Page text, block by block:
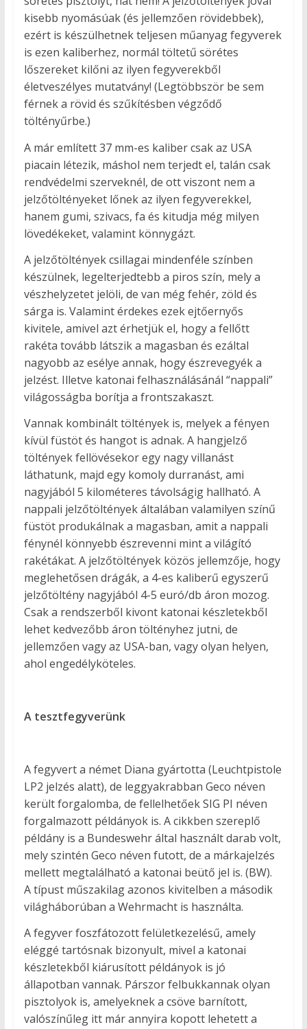
kisebb nyomásúak (és jellemzően rövidebbek),
ezért is készülhetnek teljesen műanyag fegyverek
is ezen kaliberhez, normál töltetű sörétes
lőszereket kilőni az ilyen fegyverekből
életveszélyes mutatvány! (Legtöbbször be sem
férnek a rövid és szűkítésben végződő
töltényűrbe.)
A már említett 37 mm-es kaliber csak az USA
piacain létezik, máshol nem terjedt el, talán csak
rendvédelmi szerveknél, de ott viszont nem a
jelzőtöltényeket lőnek az ilyen fegyverekkel,
hanem gumi, szivacs, fa és kitudja még milyen
lövedékeket, valamint könnygázt.
A jelzőtöltények csillagai mindenféle színben
készülnek, legelterjedtebb a piros szín, mely a
vészhelyzetet jelöli, de van még fehér, zöld és
sárga is. Valamint érdekes ezek ejtőernyős
kivitele, amivel azt érhetjük el, hogy a fellőtt
rakéta tovább látszik a magasban és ezáltal
nagyobb az esélye annak, hogy észrevegyék a
jelzést. Illetve katonai felhasználásánál “nappali”
világosságba borítja a frontszakaszt.
Vannak kombinált töltények is, melyek a fényen
kívül füstöt és hangot is adnak. A hangjelző
töltények fellövésekor egy nagy villanást
láthatunk, majd egy komoly durranást, ami
nagyjából 5 kilométeres távolságig hallható. A
nappali jelzőtöltények általában valamilyen színű
füstöt produkálnak a magasban, amit a nappali
fénynél könnyebb észrevenni mint a világító
rakétákat. A jelzőtöltények közös jellemzője, hogy
meglehetősen drágák, a 4-es kaliberű egyszerű
jelzőtöltény nagyjából 4-5 euró/db áron mozog.
Csak a rendszerből kivont katonai készletekből
lehet kedvezőbb áron töltényhez jutni, de
jellemzően vagy az USA-ban, vagy olyan helyen,
ahol engedélyköteles.
A tesztfegyverünk
A fegyvert a német Diana gyártotta (Leuchtpistole
LP2 jelzés alatt), de leggyakrabban Geco néven
került forgalomba, de fellelhetőek SIG PI néven
forgalmazott példányok is. A cikkben szereplő
példány is a Bundeswehr által használt darab volt,
mely szintén Geco néven futott, de a márkajelzés
mellett megtalálható a katonai beütő jel is. (BW).
A típust műszakilag azonos kivitelben a második
világháborúban a Wehrmacht is használta.
A fegyver foszfátozott felületkezelésű, amely
eléggé tartósnak bizonyult, mivel a katonai
készletekből kiárusított példányok is jó
állapotban vannak. Párszor felbukkannak olyan
pisztolyok is, amelyeknek a csöve barnított,
valószínűleg itt már annyira kopott lehetett a